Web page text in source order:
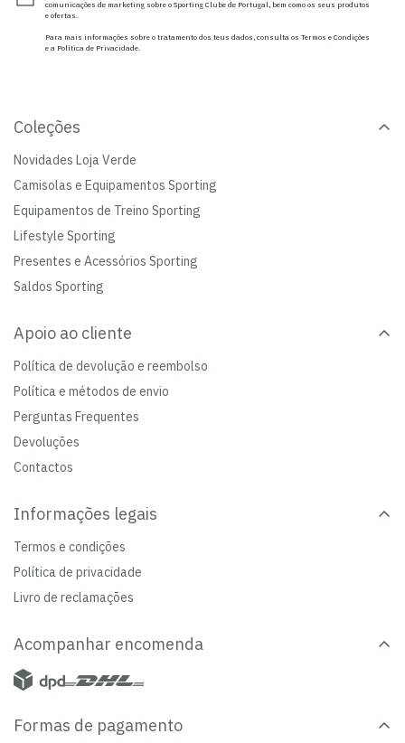
comunicações de marketing sobre o Sporting Clube de Portugal, bem como os seus produtos
e ofertas.
Para mais informações sobre o tratamento dos teus dados, consulta os Termos e Condições
e a Política de Privacidade.
Coleções
Novidades Loja Verde
Camisolas e Equipamentos Sporting
Equipamentos de Treino Sporting
Lifestyle Sporting
Presentes e Acessórios Sporting
Saldos Sporting
Apoio ao cliente
Política de devolução e reembolso
Política e métodos de envio
Perguntas Frequentes
Devoluções
Contactos
Informações legais
Termos e condições
Política de privacidade
Livro de reclamações
Acompanhar encomenda
Formas de pagamento